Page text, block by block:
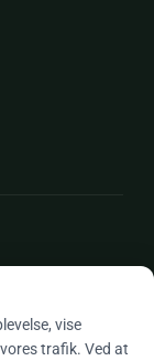
vise
trafik. Ved at